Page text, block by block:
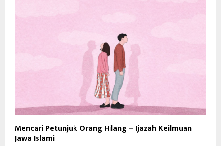
Mencari Petunjuk Orang Hilang – Ijazah Keilmuan
Jawa Islami